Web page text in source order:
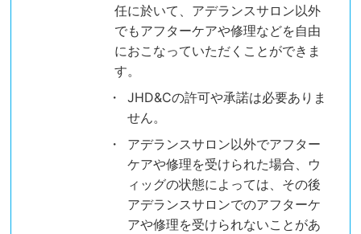
任に於いて、アデランスサロン以外
でもアフターケアや修理などを自由
におこなっていただくことができま
す。
JHD&Cの許可や承諾は必要ありま
せん。
アデランスサロン以外でアフター
ケアや修理を受けられた場合、ウ
ィッグの状態によっては、その後
アデランスサロンでのアフターケ
アや修理を受けられないことがあ